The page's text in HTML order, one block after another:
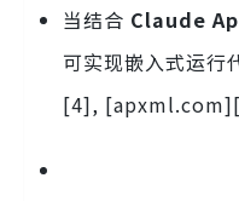
当结合 Claude
可实现嵌入式运
[4],